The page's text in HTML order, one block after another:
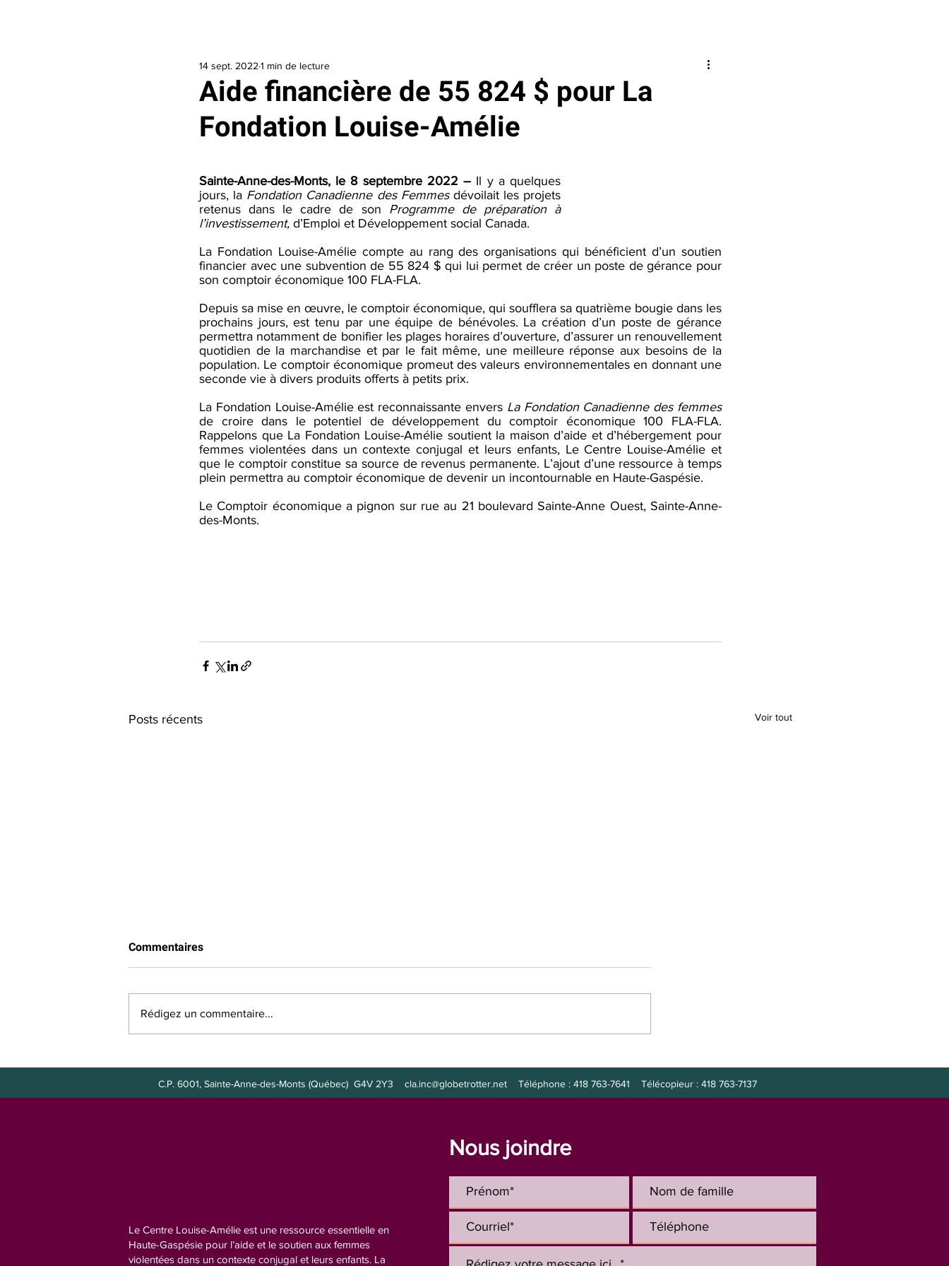
Aide financière de 55 824 $ pour La
Fondation Louise-Amélie
14 sept. 2022 1 min de lecture
Sainte-Anne-des-Monts, le 8 septembre 2022 – Il y a quelques
jours, la Fondation Canadienne des Femmes dévoilait les projets
retenus dans le cadre de son Programme de préparation à
l’investissement, d’Emploi et Développement social Canada.
La Fondation Louise-Amélie compte au rang des organisations qui bénéficient d’un soutien
financier avec une subvention de 55 824 $ qui lui permet de créer un poste de gérance pour
son comptoir économique 100 FLA-FLA.
Depuis sa mise en œuvre, le comptoir économique, qui soufflera sa quatrième bougie dans les
prochains jours, est tenu par une équipe de bénévoles. La création d’un poste de gérance
permettra notamment de bonifier les plages horaires d’ouverture, d’assurer un renouvellement
quotidien de la marchandise et par le fait même, une meilleure réponse aux besoins de la
population. Le comptoir économique promeut des valeurs environnementales en donnant une
seconde vie à divers produits offerts à petits prix.
La Fondation Louise-Amélie est reconnaissante envers La Fondation Canadienne des femmes
de croire dans le potentiel de développement du comptoir économique 100 FLA-FLA.
Rappelons que La Fondation Louise-Amélie soutient la maison d’aide et d’hébergement pour
femmes violentées dans un contexte conjugal et leurs enfants, Le Centre Louise-Amélie et
que le comptoir constitue sa source de revenus permanente. L’ajout d’une ressource à temps
plein permettra au comptoir économique de devenir un incontournable en Haute-Gaspésie.
Le Comptoir économique a pignon sur rue au 21 boulevard Sainte-Anne Ouest, Sainte-Anne-
des-Monts.
Posts récents Voir tout
bureau
intervenante
de nuit
Commentaires
Rédigez un commentaire...
C.P. 6001, Sainte-Anne-des-Monts (Québec) G4V 2Y3 cla.inc@globetrotter.net Téléphone : 418 763-7641 Télécopieur : 418 763-7137
Le Centre Louise-Amélie est une ressource essentielle en
Haute-Gaspésie pour l’aide et le soutien aux femmes
violentées dans un contexte conjugal et leurs enfants. La
Nous joindre